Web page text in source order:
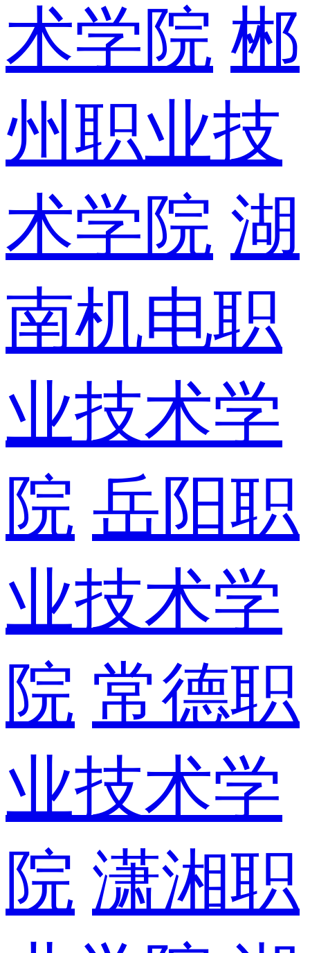
术学院 郴
州职业技
术学院 湖
南机电职
业技术学
院 岳阳职
业技术学
院 常德职
业技术学
院 潇湘职